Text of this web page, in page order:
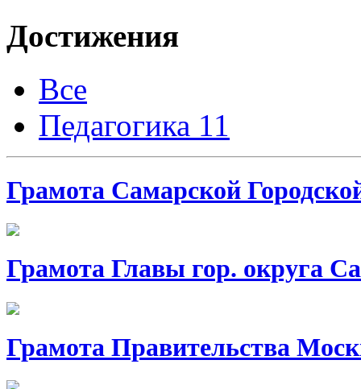
Достижения
Все
Педагогика 11
Грамота Самарской
Грамота Главы гор. округа
Грамота Правительства